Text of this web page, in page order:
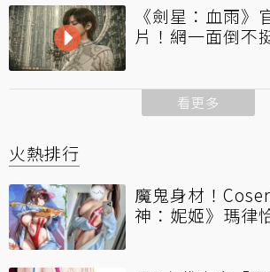
《劍星：血雨》
片！網一面倒不
看更多
火熱排行
魔鬼身材！
神：妮姬》瑪律